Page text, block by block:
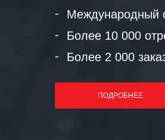
Международный
Более 10 000
Более 2 000
ПОДРОБНЕЕ